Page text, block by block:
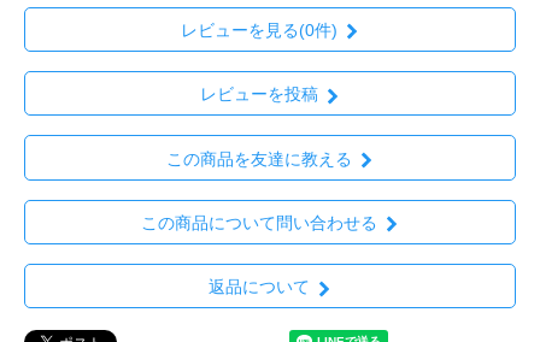
レビューを見る(0件)
レビューを投稿
この商品を友達に教える
この商品について問い合わせる
返品について